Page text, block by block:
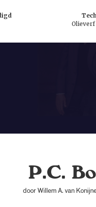
P.C.
door Willem A. van